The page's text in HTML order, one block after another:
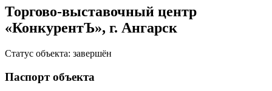
Торгово-выставочный центр
«КонкурентЪ», г. Ангарск
Статус объекта: завершён
Паспорт объекта